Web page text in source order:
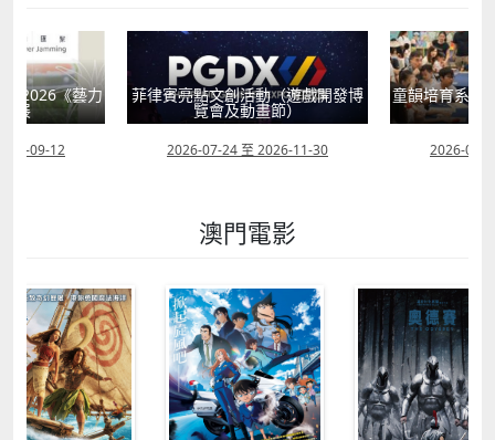
獻2026《藝力
展
09-12
菲律賓亮點文創活動（遊戲開發博
覽會及動畫節）
2026-07-24 至 2026-11-30
童韻培育系列
2026-07-
澳門電影